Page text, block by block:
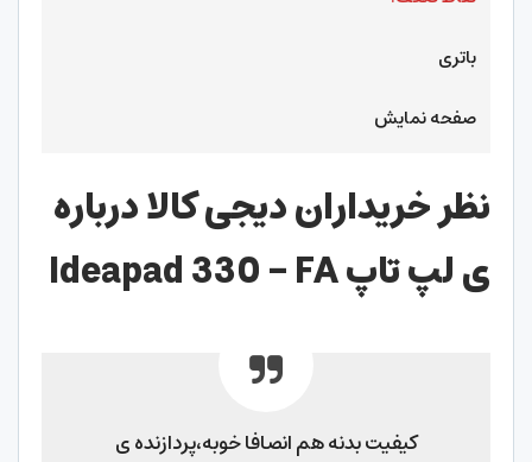
باتری
صفحه نمایش
نظر خریداران دیجی کالا درباره
ی لپ تاپ Ideapad 330 – FA
کیفیت بدنه هم انصافا خوبه،پردازنده ی